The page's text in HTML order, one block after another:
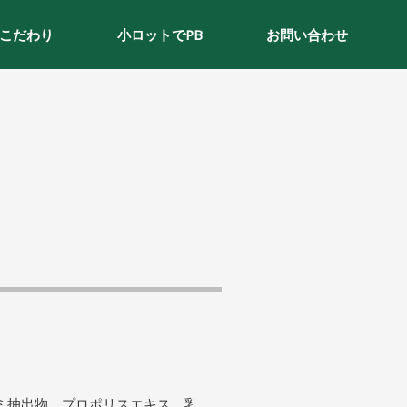
だわり 小ロットでPB お問い合わせ
抽出物、プロポリスエキス、乳